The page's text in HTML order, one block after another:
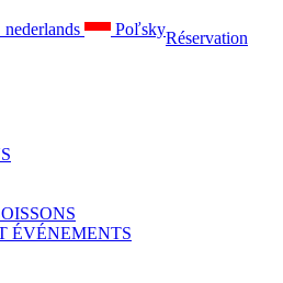
nederlands PoľskyRéservation
ÉVÉNEMENTS